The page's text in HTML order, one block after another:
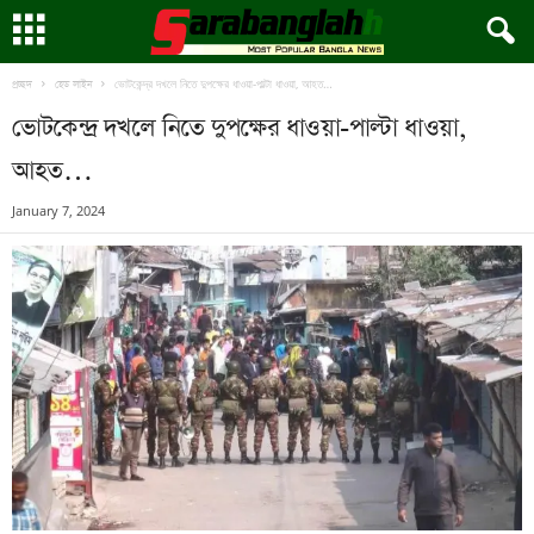
প্রচ্ছদ হেড লাইন ভোটকেন্দ্র দখলে নিতে দুপক্ষের ধাওয়া-পাল্টা ধাওয়া, আহত…
ভোটকেন্দ্র দখলে নিতে দুপক্ষের ধাওয়া-পাল্টা ধাওয়া,
আহত…
January 7, 2024